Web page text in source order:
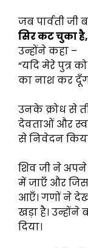
जब पार्वती
सिर कट चुका है,
उन्होंने कहा –
“यदि मेरे पुत्र
का नाश कर
उनके क्रोध से
देवताओं और
से निवेदन
शिव जी ने अपने
में जाएँ और
आएँ। गणों ने
खड़ा है। उन्होंने
दिया।